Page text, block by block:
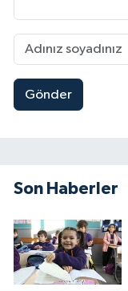
Gönder
Son Haberler